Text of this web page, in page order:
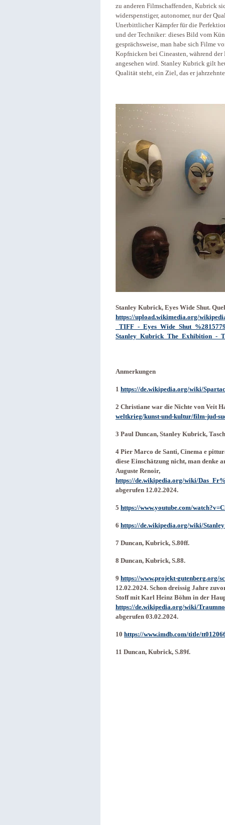
zu anderen Filmschaffenden, Kubrick
widerspenstiger, autonomer, nur der
Unerbittlicher Kämpfer für die
und der Techniker: dieses Bild vom
gesprächsweise, man habe sich Filme
Kopfnicken bei Cineasten, während
angesehen wird. Stanley Kubrick gilt
Qualität steht, ein Ziel, das er
Stanley Kubrick, Eyes Wide Shut.
https://upload.wikimedia.org/
_TIFF_-
Stanley_Kubrick_The_Exhibition_-
Anmerkungen
1 https://de.wikipedia.org/wiki/
2 Christiane war die Nichte von Veit
weltkrieg/kunst-und-kultur/film-jud-
3 Paul Duncan, Stanley Kubrick,
4 Pier Marco de Santi, Cinema e
diese Einschätzung nicht, man denke
Auguste Renoir,
https://de.wikipedia.org/wiki/
abgerufen 12.02.2024.
5 https://www.youtube.com/
6 https://de.wikipedia.org/wiki/
7 Duncan, Kubrick, S.80ff.
8 Duncan, Kubrick, S.88.
9 https://www.projekt-gutenberg.org/
12.02.2024. Schon dreissig Jahre
Stoff mit Karl Heinz Böhm in der
https://de.wikipedia.org/wiki/
abgerufen 03.02.2024.
10 https://www.imdb.com/title/
11 Duncan, Kubrick, S.89f.